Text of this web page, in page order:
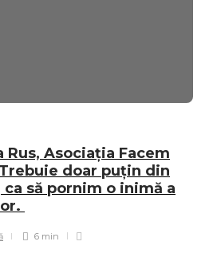
Rus, Asociația Facem
doar puțin din
să pornim o inimă a
6 min